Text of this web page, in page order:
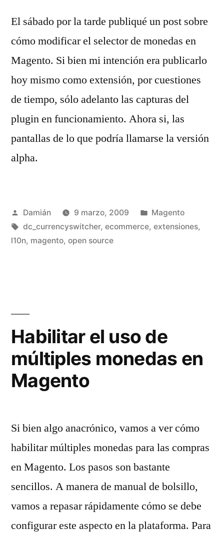
El sábado por la tarde publiqué un post sobre
cómo modificar el selector de monedas en
Magento. Si bien mi intención era publicarlo
hoy mismo como extensión, por cuestiones
de tiempo, sólo adelanto las capturas del
plugin en funcionamiento. Ahora si, las
pantallas de lo que podría llamarse la versión
alpha.
Publicado
por
Damián 9 marzo, 2009
Publicado
en
Magento
Etiquetas:
dc_currencyswitcher, ecommerce, extensiones,
l10n, magento, open source
Habilitar el uso de
múltiples monedas en
Magento
Si bien algo anacrónico, vamos a ver cómo
habilitar múltiples monedas para las compras
en Magento. Los pasos son bastante
sencillos. A manera de manual de bolsillo,
vamos a repasar rápidamente cómo se debe
configurar este aspecto en la plataforma. Para